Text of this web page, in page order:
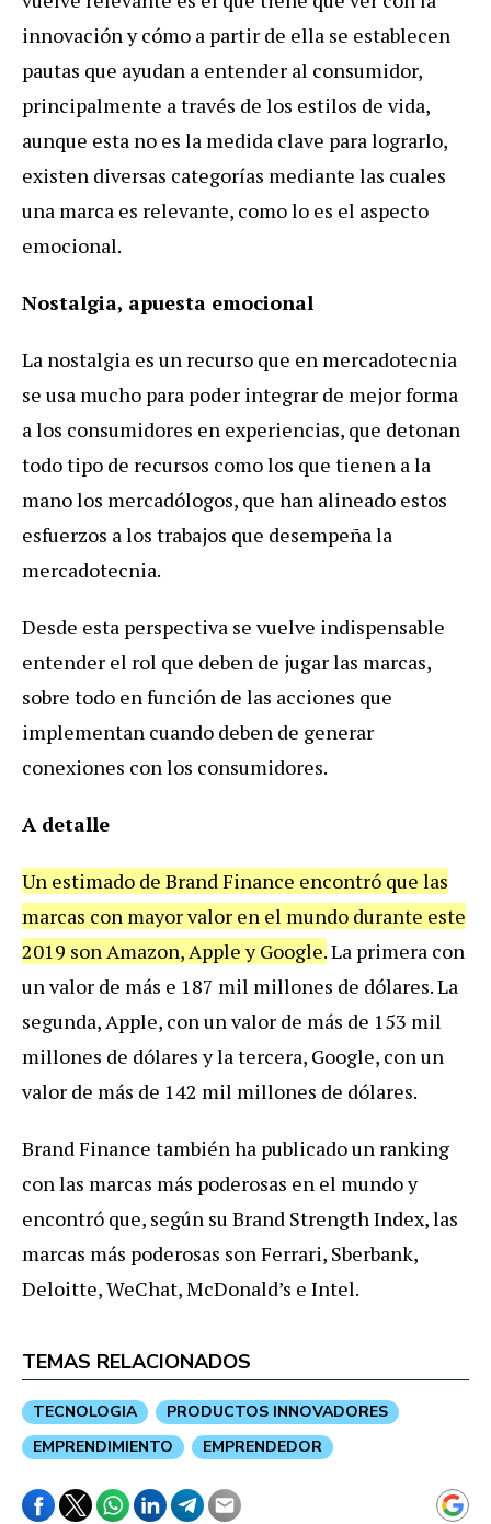
innovación y cómo a partir de ella se establecen
pautas que ayudan a entender al consumidor,
principalmente a través de los estilos de vida,
aunque esta no es la medida clave para lograrlo,
existen diversas categorías mediante las cuales
una marca es relevante, como lo es el aspecto
emocional.
Nostalgia, apuesta emocional
La nostalgia es un recurso que en mercadotecnia
se usa mucho para poder integrar de mejor forma
a los consumidores en experiencias, que detonan
todo tipo de recursos como los que tienen a la
mano los mercadólogos, que han alineado estos
esfuerzos a los trabajos que desempeña la
mercadotecnia.
Desde esta perspectiva se vuelve indispensable
entender el rol que deben de jugar las marcas,
sobre todo en función de las acciones que
implementan cuando deben de generar
conexiones con los consumidores.
A detalle
Un estimado de Brand Finance encontró que las
marcas con mayor valor en el mundo durante este
2019 son Amazon, Apple y Google.La primera con
un valor de más e 187 mil millones de dólares. La
segunda, Apple, con un valor de más de 153 mil
millones de dólares y la tercera, Google, con un
valor de más de 142 mil millones de dólares.
Brand Finance también ha publicado un ranking
con las marcas más poderosas en el mundo y
encontró que, según su Brand Strength Index, las
marcas más poderosas son Ferrari, Sberbank,
Deloitte, WeChat, McDonald’s e Intel.
TEMAS RELACIONADOS
TECNOLOGIA
PRODUCTOS INNOVADORES
EMPRENDIMIENTO
EMPRENDEDOR